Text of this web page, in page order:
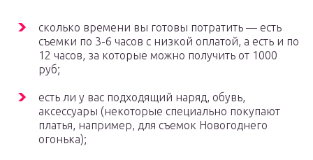
сколько времени вы готовы потратить — есть
съемки по 3-6 часов с низкой оплатой, а есть и по
12 часов, за которые можно получить от 1000
руб;
есть ли у вас подходящий наряд, обувь,
аксессуары (некоторые специально покупают
платья, например, для съемок Новогоднего
огонька);